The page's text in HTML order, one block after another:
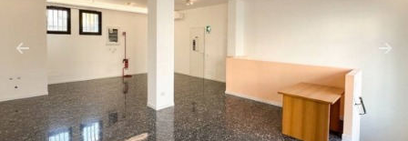
SERVIZI
CONTATTI
Vendita
Scegli